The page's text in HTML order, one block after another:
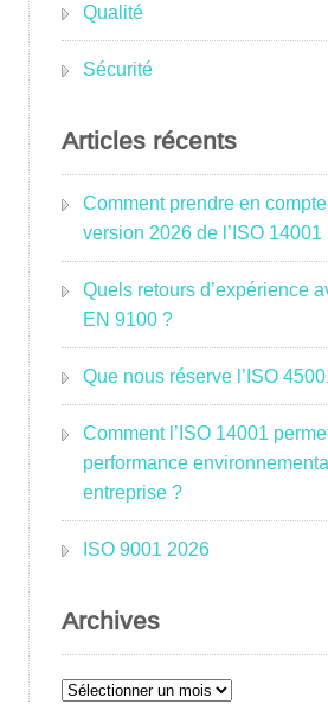
Qualité
Sécurité
Articles récents
Comment prendre en
version 2026 de l’ISO 14001
Quels retours d’expérience
EN 9100 ?
Que nous réserve l’ISO
Comment l’ISO 14001
performance
entreprise ?
ISO 9001 2026
Archives
Archives